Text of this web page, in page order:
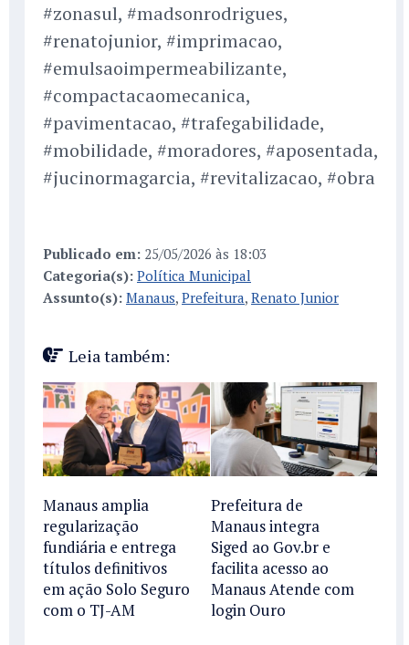
#zonasul, #madsonrodrigues,
#renatojunior, #imprimacao,
#emulsaoimpermeabilizante,
#compactacaomecanica,
#pavimentacao, #trafegabilidade,
#mobilidade, #moradores, #aposentada,
#jucinormagarcia, #revitalizacao, #obra
Publicado em: 25/05/2026 às 18:03
Categoria(s): Política Municipal
Assunto(s): Manaus, Prefeitura, Renato Junior
Leia também:
Manaus amplia
regularização
fundiária e entrega
títulos definitivos
em ação Solo Seguro
com o TJ-AM
Prefeitura de
Manaus integra
Siged ao Gov.br e
facilita acesso ao
Manaus Atende com
login Ouro